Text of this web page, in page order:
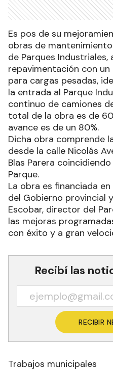
Es pos de su
obras de
de Parques
repavimentación con
para cargas pesadas,
la entrada al Parque
continuo de camiones
total de la obra es de
avance es de un 80%.
Dicha obra comprende
desde la calle Nicolás
Blas Parera
Parque.
La obra es financiada
del Gobierno provincial
Escobar, director del
las mejoras
con éxito y a gran
Recibí las
RECIBIR
Trabajos municipales